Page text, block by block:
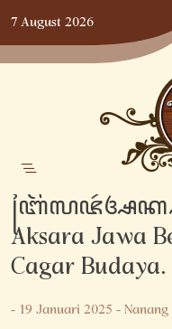
Skip
to
content
7 August 2026
Aksara Jawa
Cagar Budaya.
-19 Januari 2025-